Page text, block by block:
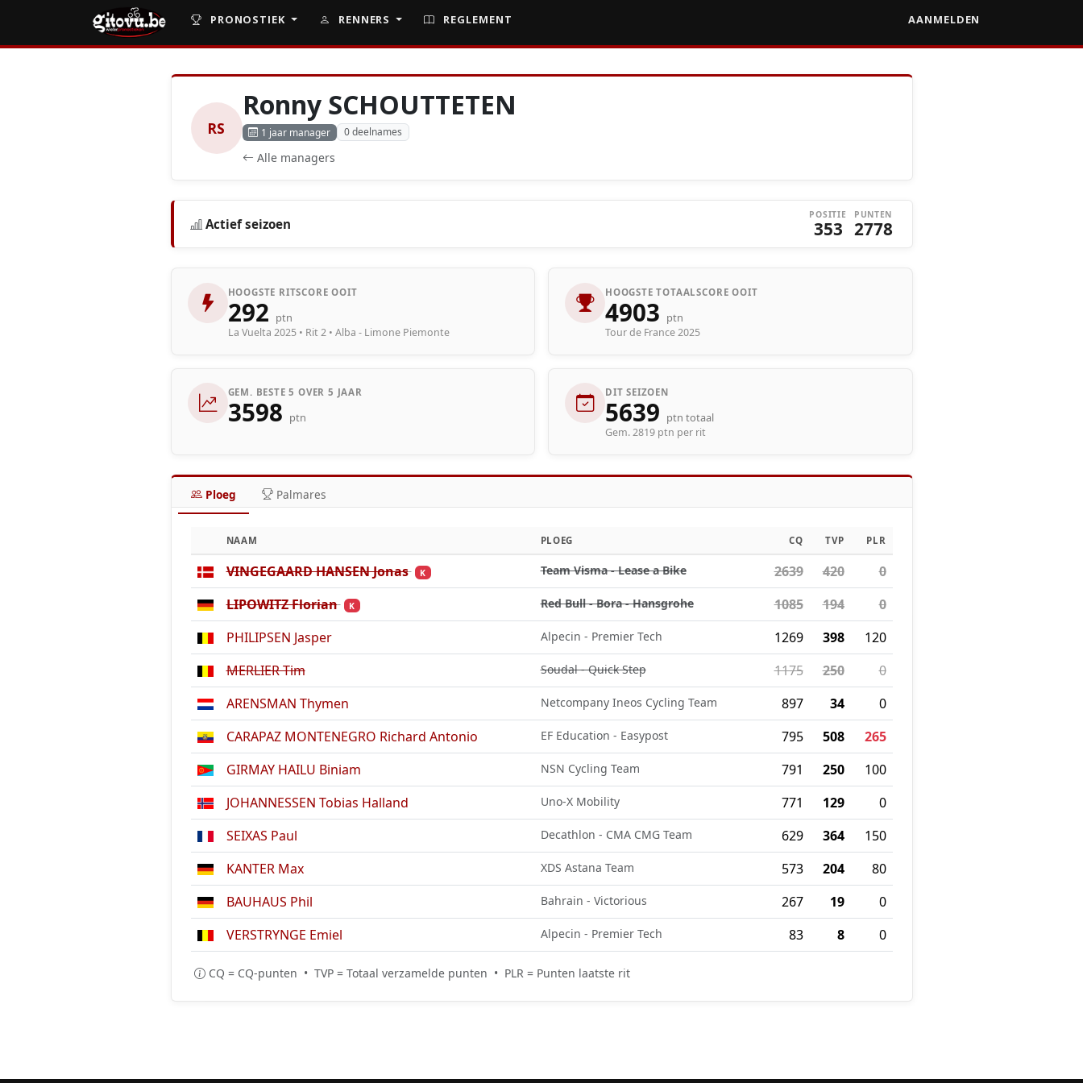
PRONOSTIEK RENNERS REGLEMENT AANMELDEN
RS
Ronny SCHOUTTETEN
1 jaar manager 0 deelnames
Alle managers
Actief seizoen
POSITIE
353
PUNTEN
2778
HOOGSTE RITSCORE OOIT
292 ptn
La Vuelta 2025 • Rit 2 • Alba - Limone Piemonte
HOOGSTE TOTAALSCORE OOIT
4903 ptn
Tour de France 2025
GEM. BESTE 5 OVER 5 JAAR
3598 ptn
DIT SEIZOEN
5639 ptn totaal
Gem. 2819 ptn per rit
Ploeg Palmares
NAAM PLOEG CQ TVP PLR
VINGEGAARD HANSEN Jonas K Team Visma - Lease a Bike 2639 420
0
LIPOWITZ Florian
K Red Bull - Bora - Hansgrohe 1085 194
0
PHILIPSEN Jasper
Alpecin - Premier Tech 1269 398
120
MERLIER Tim
Soudal - Quick Step 1175 250
0
ARENSMAN Thymen
Netcompany Ineos Cycling Team 897 34
0
CARAPAZ MONTENEGRO Richard Antonio
EF Education - Easypost 795 508
265
GIRMAY HAILU Biniam
NSN Cycling Team 791 250
100
JOHANNESSEN Tobias Halland
Uno-X Mobility 771 129
0
SEIXAS Paul
Decathlon - CMA CMG Team 629 364
150
KANTER Max
XDS Astana Team 573 204
80
BAUHAUS Phil
Bahrain - Victorious 267 19
0
VERSTRYNGE Emiel
Alpecin - Premier Tech 83 8 0
CQ = CQ-punten • TVP = Totaal verzamelde punten • PLR = Punten laatste rit